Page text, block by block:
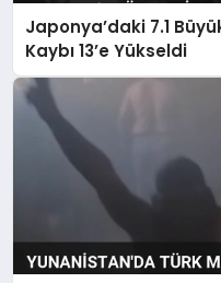
Japonya’daki 7.1
Kaybı 13’e Yükseldi